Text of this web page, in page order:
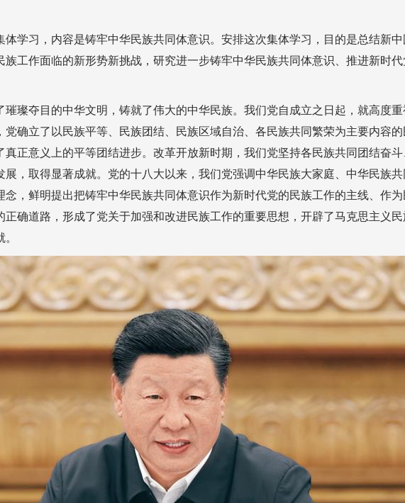
学习，内容是铸牢中华民族共同体意识。安排这次集体学习，目的是总结新
工作面临的新形势新挑战，研究进一步铸牢中华民族共同体意识、推进新时
璨夺目的中华文明，铸就了伟大的中华民族。我们党自成立之日起，就高度
确立了以民族平等、民族团结、民族区域自治、各民族共同繁荣为主要内容
正意义上的平等团结进步。改革开放新时期，我们党坚持各民族共同团结奋
，取得显著成就。党的十八大以来，我们党强调中华民族大家庭、中华民族
，鲜明提出把铸牢中华民族共同体意识作为新时代党的民族工作的主线、作
确道路，形成了党关于加强和改进民族工作的重要思想，开辟了马克思主义